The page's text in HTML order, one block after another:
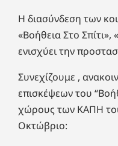
Η διασύνδεση των
«Βοήθεια Στο
ενισχύει την
Συνεχίζουμε ,
επισκέψεων του
χώρους των ΚΑΠΗ
Οκτώβριο: